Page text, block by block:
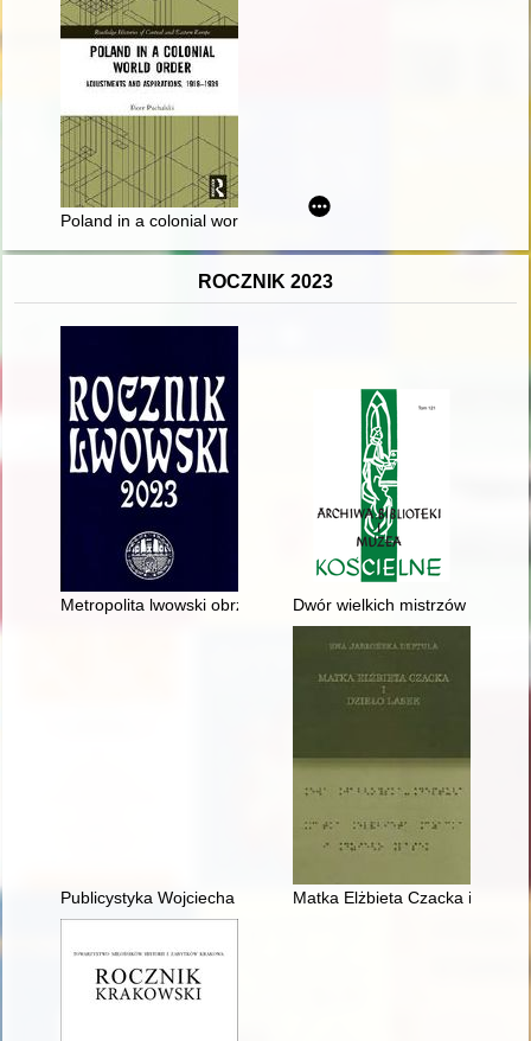
Poland in a colonial world order : adjustments and
ROCZNIK 2023
Metropolita lwowski obrz. łac. abp Bolesław Twardowski w
Dwór wielkich mistrzów
Publicystyka Wojciecha Korfantego na łamach "Polonii"
Matka Elżbieta Czacka i dzieło